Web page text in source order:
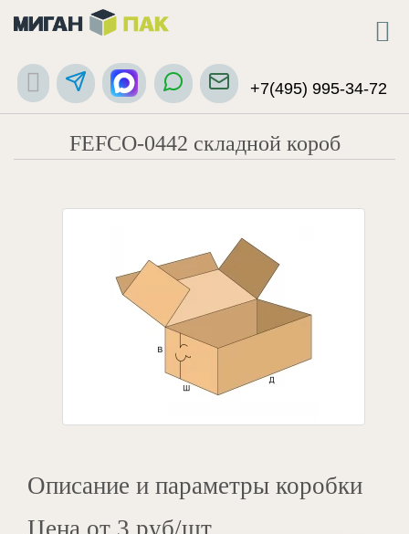
+7(495) 995-34-72
FEFCO-0442 складной короб
Описание и параметры коробки